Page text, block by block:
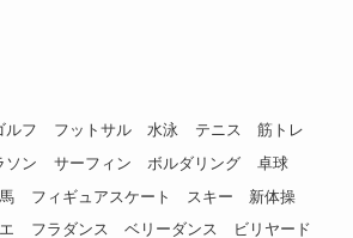
ルフ フットサル 水泳 テニス
筋トレ
ソン
サーフィン ボルダリング
卓球
フィギュアスケート スキー
新体操
フラダンス ベリーダンス ビリヤード